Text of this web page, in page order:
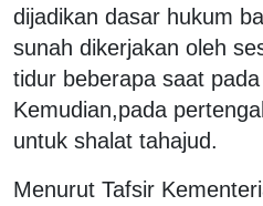
dijadikan dasar hukum
sunah dikerjakan oleh
tidur beberapa saat
Kemudian,pada
untuk shalat tahajud.
Menurut Tafsir